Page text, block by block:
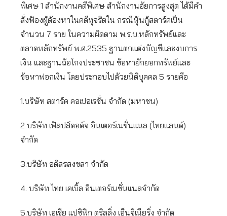
พิเศษ 1 สำนักงานคดีพิเศษ สำนักงานอัยการสูงสุด ได้มีคำ
สั่งฟ้องผู้ต้องหาในคดีทุจริตใน กรณีหุ้นกู้สตาร์คเป็น
จำนวน 7 ราย ในความผิดตาม พ.ร.บ.หลักทรัพย์และ
ตลาดหลักทรัพย์ พ.ศ.2535 ฐานตกแต่งบัญชีและงบการ
เงิน และฐานฉ้อโกงประชาชน ข้อหายักยอกทรัพย์และ
ข้อหาฟอกเงิน โดยประกอบไปด้วยนิติบุคคล 5 รายคือ
1.บริษัท สตาร์ค คอเปอเรชั่น จำกัด (มหาชน)
2 บริษัท เฟ้ลปส์ดอด์จ อินเตอร์เนชั่นแนล (ไทยแลนด์)
จำกัด
3.บริษัท อดิสรสงขลา จำกัด
4. บริษัท ไทย เคเบิ้ล อินเตอร์เนชั่นแนลจำกัด
5.บริษัท เอเชีย แปซิฟิก ดริลลิ่ง เอ็นจิเนียริ่ง จำกัด